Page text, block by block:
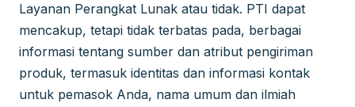
Layanan Perangkat Lunak atau tidak. PTI dapat
mencakup, tetapi tidak terbatas pada, berbagai
informasi tentang sumber dan atribut pengiriman
produk, termasuk identitas dan informasi kontak
untuk pemasok Anda, nama umum dan ilmiah